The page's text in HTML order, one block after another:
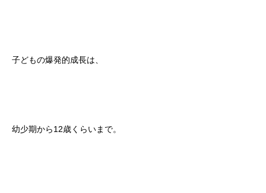
子どもの爆発的成長は、
幼少期から12歳くらいまで。